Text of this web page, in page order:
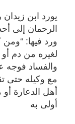
يورد ابن
الرحمان إلى
ورد فيها:
لغيره من دم
والفساد
مع وكيله حتى
أهل الدعارة
أولى به